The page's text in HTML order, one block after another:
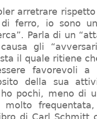
arretrare
ferro, io sono
Parla di un
gli
il quale ritiene
favorevoli a
della sua
pochi, meno di
molto
di Carl Schmitt